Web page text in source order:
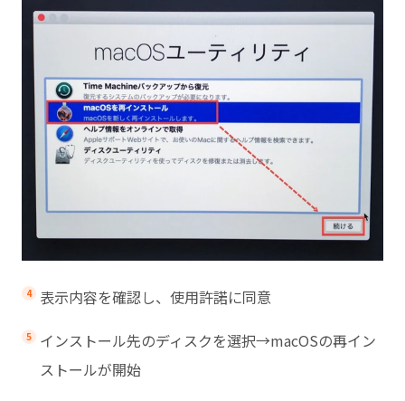
表示内容を確認し、使用許諾に同意
インストール先のディスクを選択→macOSの再イン
ストールが開始